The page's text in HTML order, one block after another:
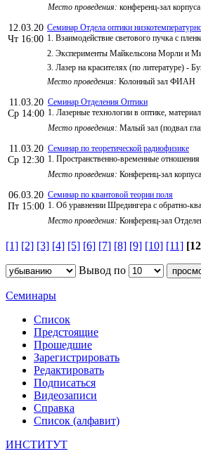
Место проведения: конференц-зал
12.03.20
Чт 16:00
Семинар Отдела оптики
1. Взаимодействие светового пучка с
2. Эксперименты Майкельсона Морли и
3. Лазер на красителях (по литературе) -
Место проведения: Колонный зал ФИАН
11.03.20
Ср 14:00
Семинар Отделения Оптики
1. Лазерные технологии в оптике,
Место проведения: Малый зал (подвал
11.03.20
Ср 12:30
Семинар по теоретической радиофизике
1. Пространственно-временные
Место проведения: Конференц-зал
06.03.20
Пт 15:00
Семинар по квантовой теории поля
1. Об уравнении Шредингера с обратно-
Место проведения: Конференц-зал
[1] [2] [3] [4] [5] [6] [7] [8] [9] [10] [11]
Вывод по
Семинары
Список
Предстоящие
Прошедшие
Зарегистрировать
Редактировать
Подписаться
Видеозаписи
Справка
Список (алфавит)
ИНСТИТУТ